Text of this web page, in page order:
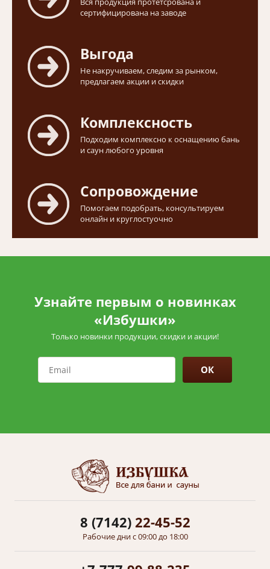
сертифицирована на заводе
Выгода
Не накручиваем, следим за рынком,
предлагаем акции и скидки
Комплексность
Подходим комплексно к оснащению бань
и саун любого уровня
Сопровождение
Помогаем подобрать, консультируем
онлайн и круглостуочно
Узнайте первым о новинках
«Избушки»
Только новинки продукции, скидки и акции!
ОК
8 (7142)22-45-52
Рабочие дни с 09:00 до 18:00